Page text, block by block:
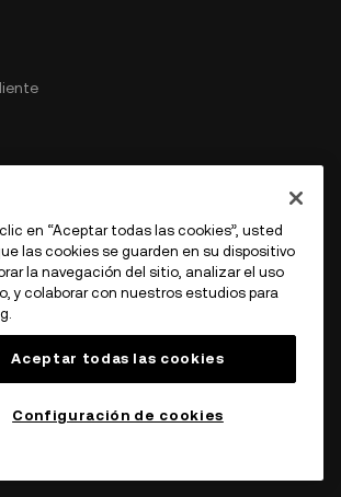
DEX
en “Aceptar todas las cookies”, usted
las cookies se guarden en su dispositivo
la navegación del sitio, analizar el uso
y colaborar con nuestros estudios para
Aceptar todas las cookies
Configuración de cookies